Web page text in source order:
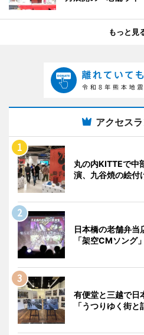
もっと見
アクセス
丸の内KITTEで
演、九谷焼の絵付
日本橋の老舗弁
「架空CMソング
有便堂と三越で
「うつりゆく街